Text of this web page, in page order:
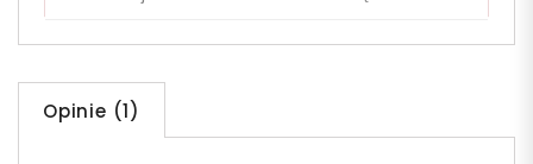
Opinie (1)